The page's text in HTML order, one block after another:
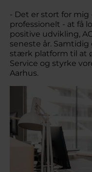
- Det er stort for
professionelt - at få
positive udvikling,
seneste år.
stærk platform til at
Service og styrke
Aarhus.